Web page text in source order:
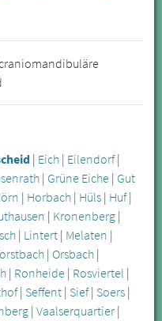
| Eich | Eilendorf|
| Grüne Eiche | Gut
| Horbach | Hüls | Huf|
| Kronenberg |
| Lintert | Melaten |
| Orsbach |
| Ronheide | Rosviertel |
| Seffent | Sief| Soers |
| Vaalserquartier |